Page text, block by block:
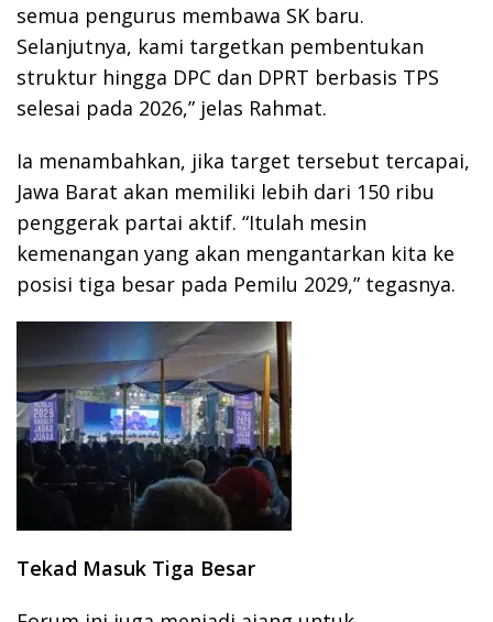
semua pengurus membawa SK baru.
Selanjutnya, kami targetkan pembentukan
struktur hingga DPC dan DPRT berbasis TPS
selesai pada 2026,” jelas Rahmat.
Ia menambahkan, jika target tersebut tercapai,
Jawa Barat akan memiliki lebih dari 150 ribu
penggerak partai aktif. “Itulah mesin
kemenangan yang akan mengantarkan kita ke
posisi tiga besar pada Pemilu 2029,” tegasnya.
Tekad Masuk Tiga Besar